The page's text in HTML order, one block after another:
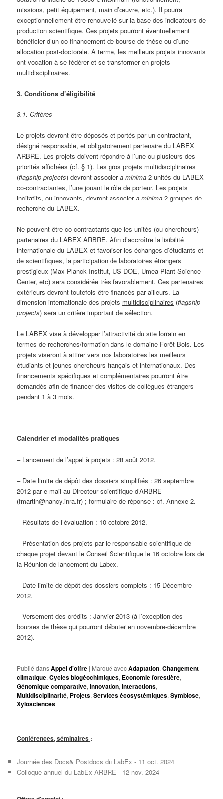
missions, petit équipement, main d’œuvre, etc.). Il pourra
exceptionnellement être renouvellé sur la base des indicateurs de
production scientifique. Ces projets pourront éventuellement
bénéficier d’un co-financement de bourse de thèse ou d’une
allocation post-doctorale. A terme, les meilleurs projets innovants
ont vocation à se fédérer et se transformer en projets
multidisciplinaires.
3. Conditions d’éligibilité
3.1. Critères
Le projets devront être déposés et portés par un contractant,
désigné responsable, et obligatoirement partenaire du LABEX
ARBRE. Les projets doivent répondre à l’une ou plusieurs des
priorités affichées (cf. § 1). Les gros projets multidisciplinaires
(flagship projects) devront associera minima 2 unités du LABEX
co-contractantes, l’une jouant le rôle de porteur. Les projets
incitatifs, ou innovants, devront associera minima 2 groupes de
recherche du LABEX.
Ne peuvent être co-contractants que les unités (ou chercheurs)
partenaires du LABEX ARBRE. Afin d’accroître la lisibilité
internationale du LABEX et favoriser les échanges d’étudiants et
de scientifiques, la participation de laboratoires étrangers
prestigieux (Max Planck Institut, US DOE, Umea Plant Science
Center, etc) sera considérée très favorablement. Ces partenaires
extérieurs devront toutefois être financés par ailleurs. La
dimension internationale des projets multidisciplinaires (flagship
projects) sera un critère important de sélection.
Le LABEX vise à développer l’attractivité du site lorrain en
termes de recherches/formation dans le domaine Forêt-Bois. Les
projets viseront à attirer vers nos laboratoires les meilleurs
étudiants et jeunes chercheurs français et internationaux. Des
financements spécifiques et complémentaires pourront être
demandés afin de financer des visites de collègues étrangers
pendant 1 à 3 mois.
Calendrier et modalités pratiques
– Lancement de l’appel à projets : 28 août 2012.
– Date limite de dépôt des dossiers simplifiés : 26 septembre
2012 par e-mail au Directeur scientifique d’ARBRE
(fmartin@nancy.inra.fr) ; formulaire de réponse : cf. Annexe 2.
– Résultats de l’évaluation : 10 octobre 2012.
– Présentation des projets par le responsable scientifique de
chaque projet devant le Conseil Scientifique le 16 octobre lors de
la Réunion de lancement du Labex.
– Date limite de dépôt des dossiers complets : 15 Décembre
2012.
– Versement des crédits : Janvier 2013 (à l’exception des
bourses de thèse qui pourront débuter en novembre-décembre
2012).
Publié dansAppel d'offre | Marqué avecAdaptation,Changement
climatique,Cycles biogéochimiques, Economie forestière,
Génomique comparative,Innovation,Interactions,
Multidisciplinarité, Projets,Services écosystémiques,Symbiose,
Xylosciences
Conférences, séminaires :
Journée des Docs& Postdocs du LabEx - 11 oct. 2024
Colloque annuel du LabEx ARBRE - 12 nov. 2024